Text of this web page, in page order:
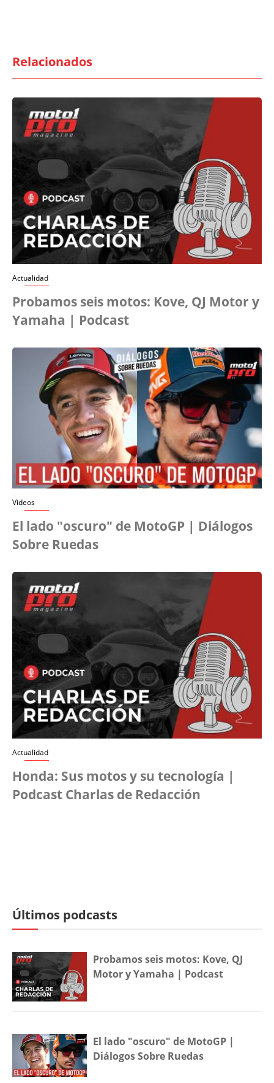
Relacionados
Actualidad
Probamos seis motos: Kove, QJ Motor y
Yamaha | Podcast
Videos
El lado "oscuro" de MotoGP | Diálogos
Sobre Ruedas
Actualidad
Honda: Sus motos y su tecnología |
Podcast Charlas de Redacción
Últimos podcasts
Probamos seis motos: Kove, QJ
Motor y Yamaha | Podcast
El lado "oscuro" de MotoGP |
Diálogos Sobre Ruedas